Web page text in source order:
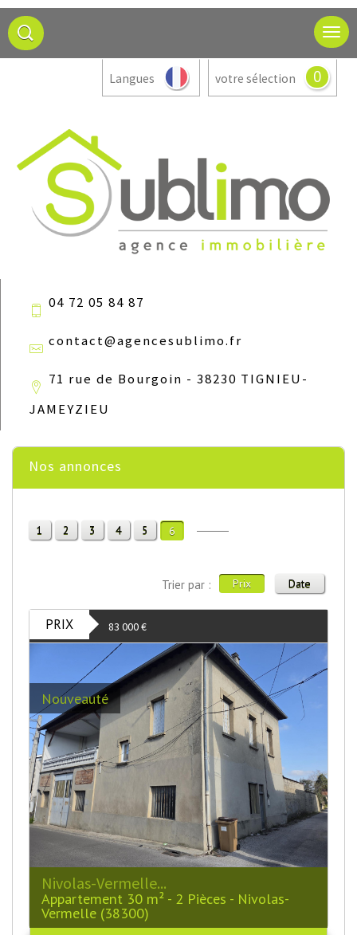
votre sélection 0
Langues
04 72 05 84 87
contact@agencesublimo.fr
71 rue de Bourgoin - 38230 TIGNIEU-
JAMEYZIEU
Nos annonces
1 2 3 4 5 6
Trier par : Prix Date
PRIX 83 000€
Nouveauté
Nivolas-Vermelle...
Appartement 30 m² - 2 Pièces - Nivolas-
Vermelle (38300)